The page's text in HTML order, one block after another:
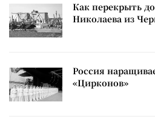
Как перекрыть
Николаева из
Россия
«Цирконов»